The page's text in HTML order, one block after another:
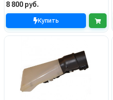
8 800 руб.
Купить